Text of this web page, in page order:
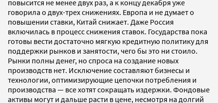
повысится не менее двух раз, а к концу декабря уже
говорила о двух-трех снижениях. Европа и не думает о
повышении ставки, Китай снижает. Даже Россия
включилась в процесс снижения ставок. Государства пока
готовы вести достаточно мягкую кредитную политику для
поддержки рынков и занятости, чего бы это ни стоило.
Рынки полны денег, но спроса на создание новых
производств нет. Исключение составляют бизнесы и
технологии, оптимизирующие цепочки потребления и
производства — все хотят сокращать издержки. Фондовые
активы могут и дальше расти в цене, несмотря на долгий